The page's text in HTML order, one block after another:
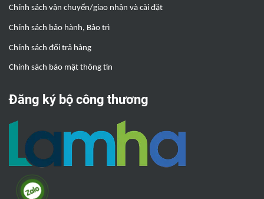
Chính sách vận chuyển/giao nhận và cài đặt
Chính sách bảo hành, Bảo trì
Chính sách đổi trả hàng
Chính sách bảo mật thông tin
Đăng ký bộ công thương